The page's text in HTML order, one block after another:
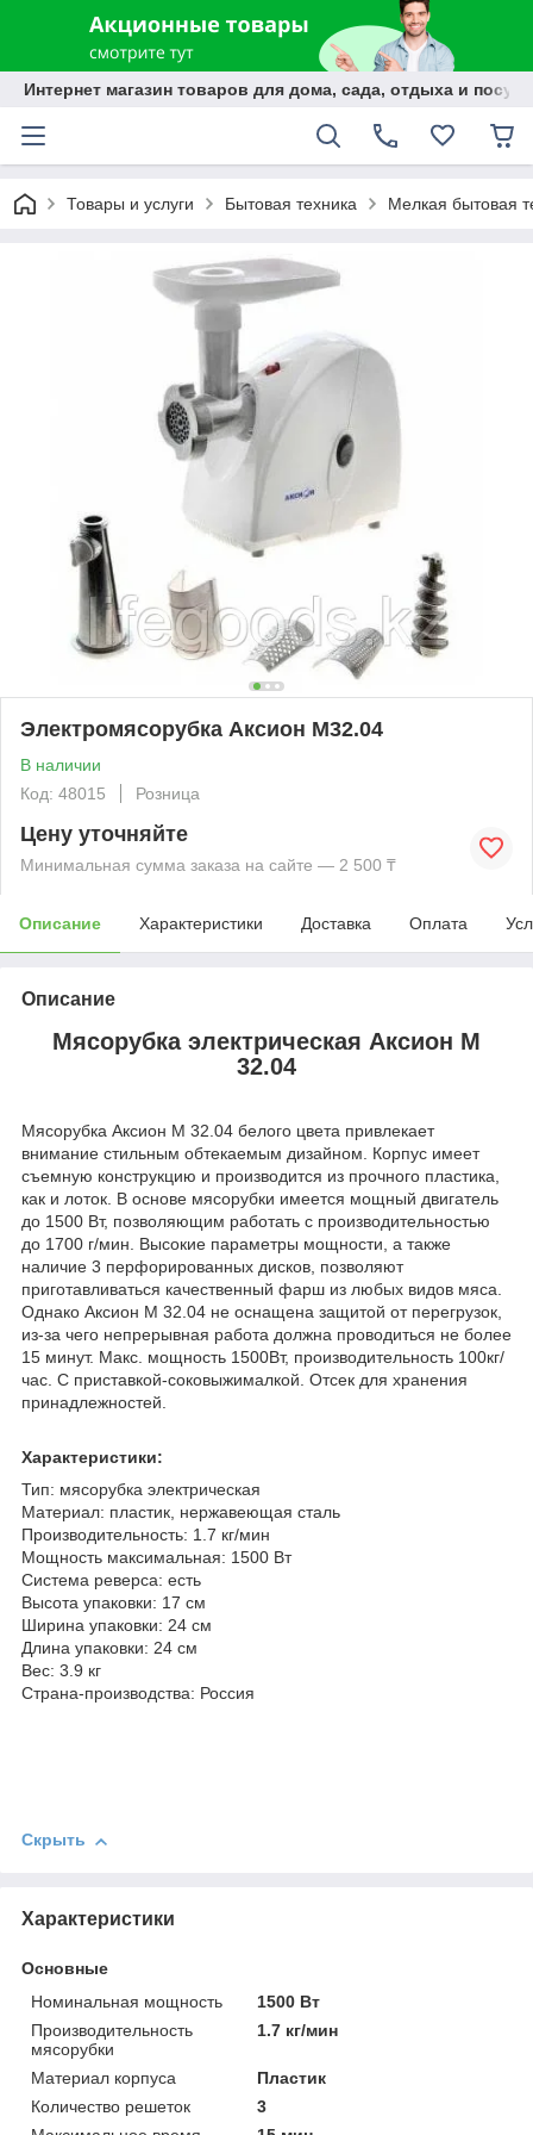
Интернет магазин товаров для дома, сада, отдыха и
Товары и услуги Бытовая техника Мелкая бытовая
Электромясорубка Аксион М32.04
В наличии
Код: 48015
Розница
Цену уточняйте
Минимальная сумма заказа на сайте — 2 500 ₸
Описание Характеристики Доставка Оплата
Описание
Мясорубка электрическая Аксион М
32.04
Мясорубка Аксион М 32.04 белого цвета привлекает
внимание стильным обтекаемым дизайном. Корпус имеет
съемную конструкцию и производится из прочного пластика,
как и лоток. В основе мясорубки имеется мощный двигатель
до 1500 Вт, позволяющим работать с производительностью
до 1700 г/мин. Высокие параметры мощности, а также
наличие 3 перфорированных дисков, позволяют
приготавливаться качественный фарш из любых видов мяса.
Однако Аксион М 32.04 не оснащена защитой от перегрузок,
из-за чего непрерывная работа должна проводиться не более
15 минут. Макс. мощность 1500Вт, производительность 100кг/
час. С приставкой-соковыжималкой. Отсек для хранения
принадлежностей.
Характеристики:
Тип: мясорубка электрическая
Материал: пластик, нержавеющая сталь
Производительность: 1.7 кг/мин
Мощность максимальная: 1500 Вт
Система реверса: есть
Высота упаковки: 17 см
Ширина упаковки: 24 см
Длина упаковки: 24 см
Вес: 3.9 кг
Страна-производства: Россия
Скрыть
Характеристики
Основные
Номинальная мощность
1500 Вт
Производительность
мясорубки
1.7 кг/мин
Материал корпуса
Пластик
Количество решеток
3